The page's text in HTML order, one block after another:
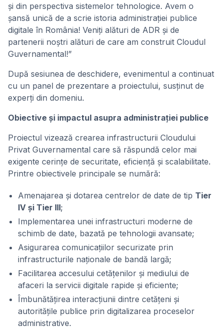
și din perspectiva sistemelor tehnologice. Avem o
șansă unică de a scrie istoria administrației publice
digitale în România! Veniți alături de ADR și de
partenerii noștri alături de care am construit Cloudul
Guvernamental!”
După sesiunea de deschidere, evenimentul a continuat
cu un panel de prezentare a proiectului, susținut de
experți din domeniu.
Obiective și impactul asupra administrației publice
Proiectul vizează crearea infrastructurii Cloudului
Privat Guvernamental care să răspundă celor mai
exigente cerințe de securitate, eficiență și scalabilitate.
Printre obiectivele principale se numără:
Amenajarea și dotarea centrelor de date de tip Tier
IV și Tier III;
Implementarea unei infrastructuri moderne de
schimb de date, bazată pe tehnologii avansate;
Asigurarea comunicațiilor securizate prin
infrastructurile naționale de bandă largă;
Facilitarea accesului cetățenilor și mediului de
afaceri la servicii digitale rapide și eficiente;
Îmbunătățirea interacțiunii dintre cetățeni și
autoritățile publice prin digitalizarea proceselor
administrative.